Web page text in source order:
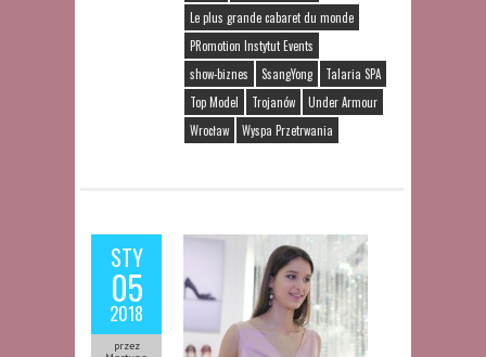
Le plus grande cabaret du monde
PRomotion Instytut Events
show-biznes
SsangYong
Talaria SPA
Top Model
Trojanów
Under Armour
Wrocław
Wyspa Przetrwania
STY
05
2018
przez